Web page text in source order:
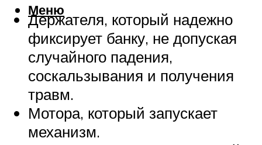
Меню
Держателя, который надежно
фиксирует банку, не допуская
случайного падения,
соскальзывания и получения
травм.
Мотора, который запускает
механизм.